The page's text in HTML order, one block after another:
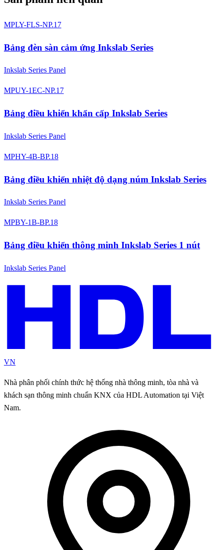
MPLY-FLS-NP.17
Bảng đèn sàn cảm ứng Inkslab Series
Inkslab Series Panel
MPUY-1EC-NP.17
Bảng điều khiển khẩn cấp Inkslab Series
Inkslab Series Panel
MPHY-4B-BP.18
Bảng điều khiển nhiệt độ dạng núm Inkslab Series
Inkslab Series Panel
MPBY-1B-BP.18
Bảng điều khiển thông minh Inkslab Series 1 nút
Inkslab Series Panel
VN
Nhà phân phối chính thức hệ thống nhà thông minh, tòa nhà và
khách sạn thông minh chuẩn KNX của HDL Automation tại Việt
Nam.